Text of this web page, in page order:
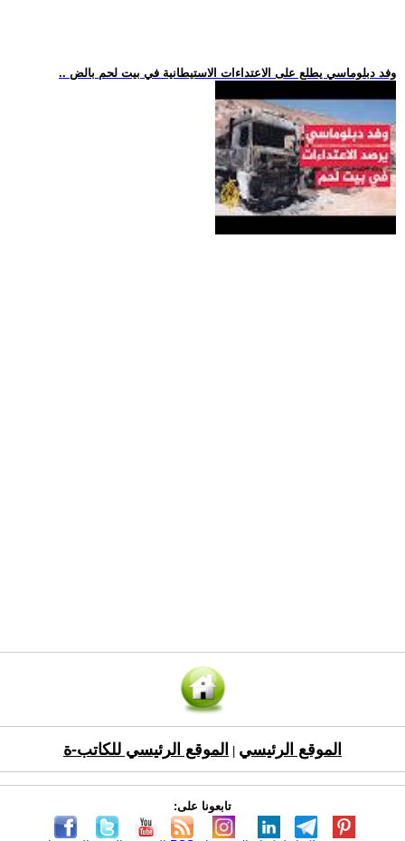
.. وفد دبلوماسي يطلع على الاعتداءات الاستيطانية في بيت لحم بالض
الموقع الرئيسي الموقع الرئيسي للكاتب-ة
تابعونا على: